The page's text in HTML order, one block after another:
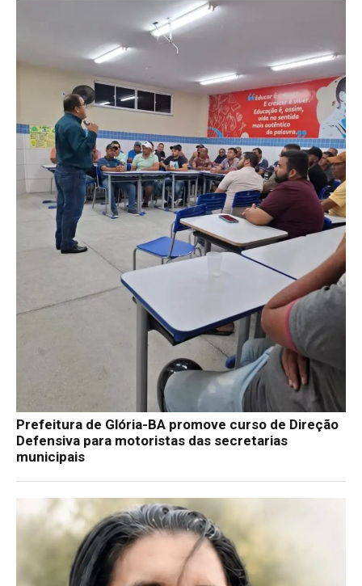
Prefeitura de Glória-BA promove curso de Direção
Defensiva para motoristas das secretarias
municipais